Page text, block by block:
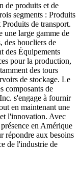
de produits et de
segments : Produits
de transport.
une large gamme de
des boucliers de
des Équipements
pour la production,
des tours
de stockage. Le
composants de
s'engage à fournir
en maintenant une
l'innovation. Avec
en Amérique
répondre aux besoins
de l'industrie de